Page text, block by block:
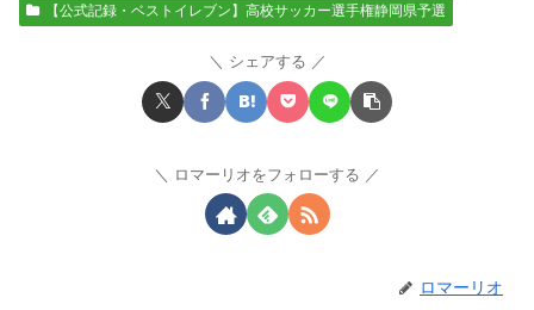
【公式記録・ベストイレブン】高校サッカー選手権静岡県予選
シェアする
ロマーリオをフォローする
ロマーリオ